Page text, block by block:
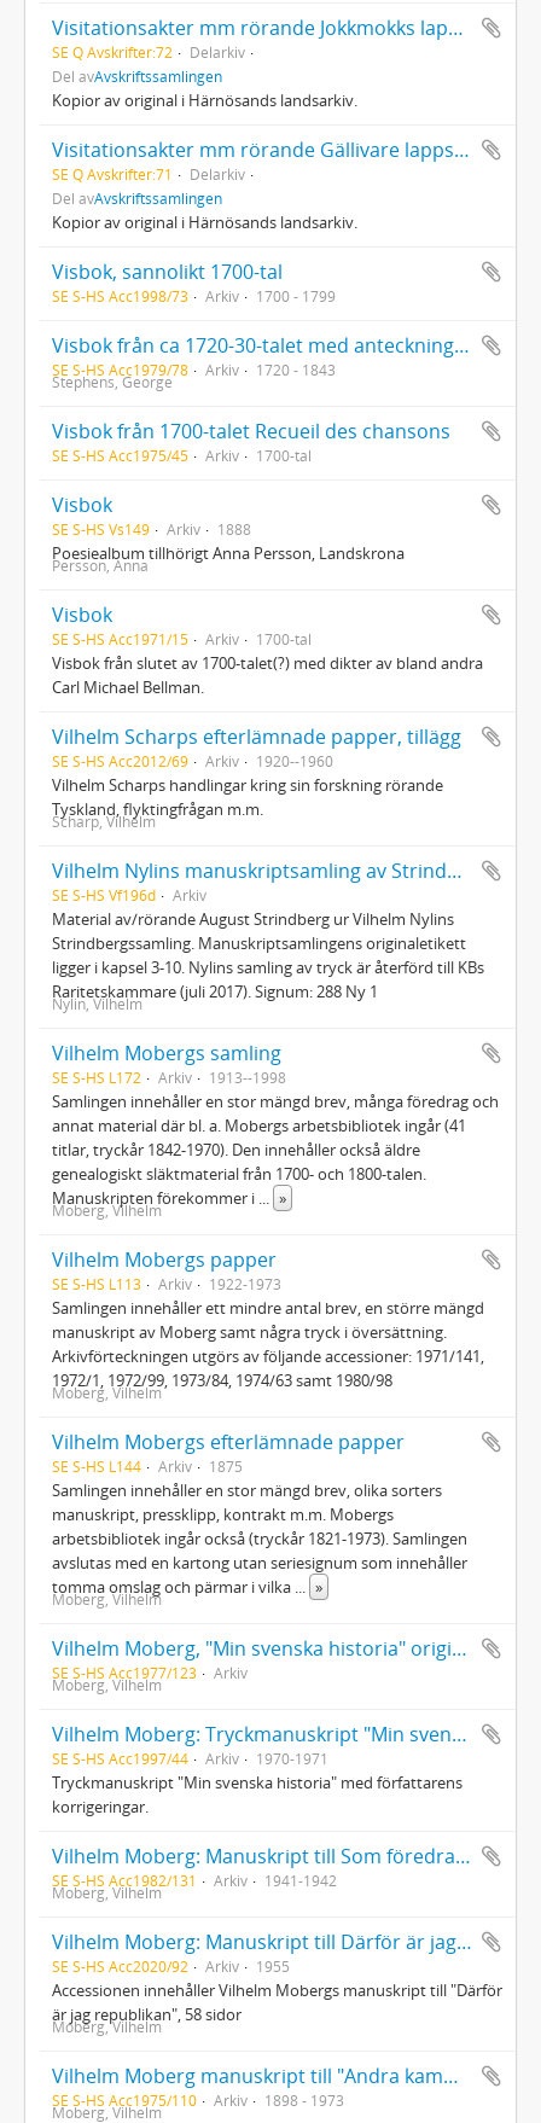
Visitationsakter mm rörande Jokkmokks lappskola (1750-1873)
SE Q Avskrifter:72
Delarkiv
Del avAvskriftssamlingen
Kopior av original i Härnösands landsarkiv.
Visitationsakter mm rörande Gällivare lappskola (1757-1879)
SE Q Avskrifter:71
Delarkiv
Del avAvskriftssamlingen
Kopior av original i Härnösands landsarkiv.
Visbok, sannolikt 1700-tal
SE S-HS Acc1998/73 Arkiv 1700 - 1799
Visbok från ca 1720-30-talet med anteckningar av George Stephens i september 1843. Äldre namnteckning av Pehr Gottlieb Torwest
SE S-HS Acc1979/78 Arkiv 1720 - 1843
Stephens, George
Visbok från 1700-talet Recueil des chansons
SE S-HS Acc1975/45 Arkiv 1700-tal
Visbok
SE S-HS Vs149 Arkiv 1888
Poesiealbum tillhörigt Anna Persson, Landskrona
Persson, Anna
Visbok
SE S-HS Acc1971/15 Arkiv 1700-tal
Visbok från slutet av 1700-talet(?) med dikter av bland andra
Carl Michael Bellman.
Vilhelm Scharps efterlämnade papper, tillägg
SE S-HS Acc2012/69 Arkiv 1920--1960
Vilhelm Scharps handlingar kring sin forskning rörande
Tyskland, flyktingfrågan m.m.
Scharp, Vilhelm
Vilhelm Nylins manuskriptsamling av Strindbergiana
SE S-HS Vf196d Arkiv
Material av/rörande August Strindberg ur Vilhelm Nylins
Strindbergssamling. Manuskriptsamlingens originaletikett
ligger i kapsel 3-10. Nylins samling av tryck är återförd till KBs
Raritetskammare (juli 2017). Signum: 288 Ny 1
Nylin, Vilhelm
Vilhelm Mobergs samling
SE S-HS L172 Arkiv 1913--1998
Samlingen innehåller en stor mängd brev, många föredrag och
annat material där bl. a. Mobergs arbetsbibliotek ingår (41
titlar, tryckår 1842-1970). Den innehåller också äldre
genealogiskt släktmaterial från 1700- och 1800-talen.
Manuskripten förekommer i
»
Moberg, Vilhelm
Vilhelm Mobergs papper
SE S-HS L113 Arkiv 1922-1973
Samlingen innehåller ett mindre antal brev, en större mängd
manuskript av Moberg samt några tryck i översättning.
Arkivförteckningen utgörs av följande accessioner: 1971/141,
1972/1, 1972/99, 1973/84, 1974/63 samt 1980/98
Moberg, Vilhelm
Vilhelm Mobergs efterlämnade papper
SE S-HS L144 Arkiv 1875
Samlingen innehåller en stor mängd brev, olika sorters
manuskript, pressklipp, kontrakt m.m. Mobergs
arbetsbibliotek ingår också (tryckår 1821-1973). Samlingen
avslutas med en kartong utan seriesignum som innehåller
tomma omslag och pärmar i vilka
»
Moberg, Vilhelm
Vilhelm Moberg, "Min svenska historia" originalmanuskript
SE S-HS Acc1977/123 Arkiv
Moberg, Vilhelm
Vilhelm Moberg: Tryckmanuskript "Min svenska historia"
SE S-HS Acc1997/44 Arkiv 1970-1971
Tryckmanuskript "Min svenska historia" med författarens
korrigeringar.
Vilhelm Moberg: Manuskript till Som föredragspatrull bland svenska soldater. Intryck och upplevelser vintern 1941-1942. Signerat manus med korrektioner.
SE S-HS Acc1982/131 Arkiv 1941-1942
Moberg, Vilhelm
Vilhelm Moberg: Manuskript till Därför är jag republikan
SE S-HS Acc2020/92 Arkiv 1955
Accessionen innehåller Vilhelm Mobergs manuskript till "Därför
är jag republikan", 58 sidor
Moberg, Vilhelm
Vilhelm Moberg manuskript till "Andra kammaren uti Gustaf III:s sängkammare"
SE S-HS Acc1975/110 Arkiv 1898 - 1973
Moberg, Vilhelm